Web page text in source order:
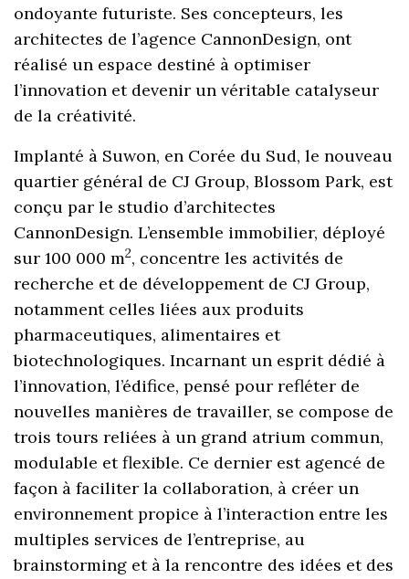
ondoyante futuriste. Ses concepteurs, les
architectes de l’agence CannonDesign, ont
réalisé un espace destiné à optimiser
l’innovation et devenir un véritable catalyseur
de la créativité.
Implanté à Suwon, en Corée du Sud, le nouveau
quartier général de CJ Group, Blossom Park, est
conçu par le studio d’architectes
CannonDesign. L’ensemble immobilier, déployé
sur 100 000 m2, concentre les activités de
recherche et de développement de CJ Group,
notamment celles liées aux produits
pharmaceutiques, alimentaires et
biotechnologiques. Incarnant un esprit dédié à
l’innovation, l’édifice, pensé pour refléter de
nouvelles manières de travailler, se compose de
trois tours reliées à un grand atrium commun,
modulable et flexible. Ce dernier est agencé de
façon à faciliter la collaboration, à créer un
environnement propice à l’interaction entre les
multiples services de l’entreprise, au
brainstorming et à la rencontre des idées et des